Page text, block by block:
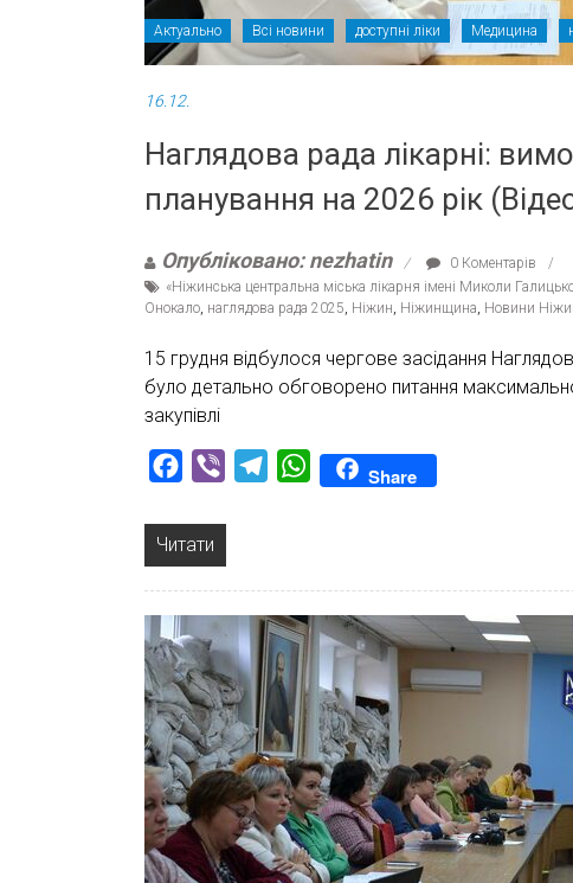
Актуально Всі новини доступні ліки Медицина
16.12.
Наглядова рада лікарні:
планування на 2026 рік
Опубліковано: nezhatin
0 Коментарів
«Ніжинська центральна міська лікарня імені Миколи
Онокало наглядова рада 2025 Ніжин Ніжинщина Новини
15 грудня відбулося чергове засідання
було детально обговорено питання
закупівлі
Facebook
Viber TelegramWhatsAppShare
Читати